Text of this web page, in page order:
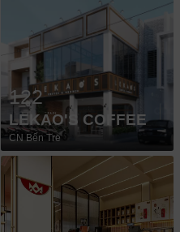
122
LEKAO'S COFFEE
CN Bến Tre